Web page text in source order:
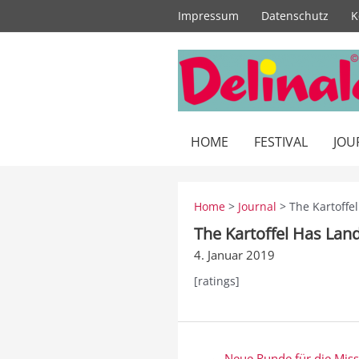
Impressum Datenschutz
HOME FESTIVAL
Home > Journal > The
The Kartoffel Has
4. Januar 2019
[ratings]
Beitragsnavigation